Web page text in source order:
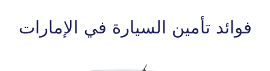
فوائد تأمين السيارة في الإمارات